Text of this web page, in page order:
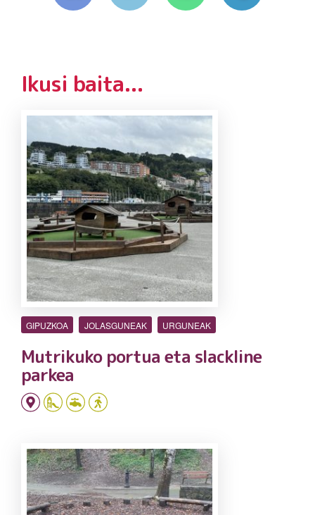
Ikusi baita...
GIPUZKOA JOLASGUNEAK URGUNEAK
Mutrikuko portua eta slackline
parkea